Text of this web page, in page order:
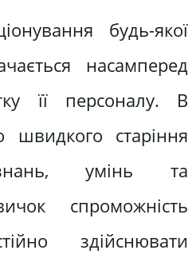
будь-якої
насамперед
її персоналу. В
швидкого старіння
умінь та
спроможність
здійснювати